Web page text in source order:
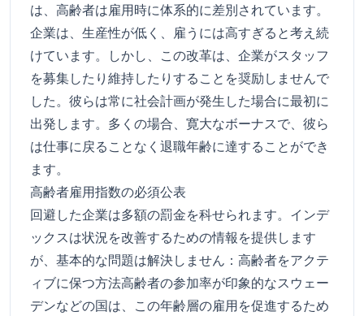
は、高齢者は雇用時に体系的に差別されています。
企業は、生産性が低く、雇うには高すぎると考え続
けています。しかし、この改革は、企業がスタッフ
を募集したり維持したりすることを奨励しませんで
した。彼らは常に社会計画が発生した場合に最初に
出発します。多くの場合、寛大なボーナスで、彼ら
は仕事に戻ることなく退職年齢に達することができ
ます。
高齢者雇用指数の必須公表
回避した企業は多額の罰金を科せられます。インデ
ックスは状況を改善するための情報を提供します
が、基本的な問題は解決しません：高齢者をアクテ
ィブに保つ方法高齢者の参加率が印象的なスウェー
デンなどの国は、この年齢層の雇用を促進するため